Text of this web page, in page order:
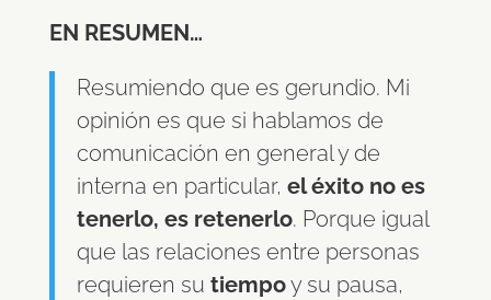
EN RESUMEN…
Resumiendo que es gerundio. Mi
opinión es que si hablamos de
comunicación en general y de
interna en particular, el éxito no es
tenerlo, es retenerlo. Porque igual
que las relaciones entre personas
requieren su tiempoy su pausa,